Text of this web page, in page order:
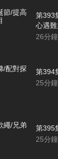
第393
心遇
26分鐘
第394
25分鐘
第395
25分鐘